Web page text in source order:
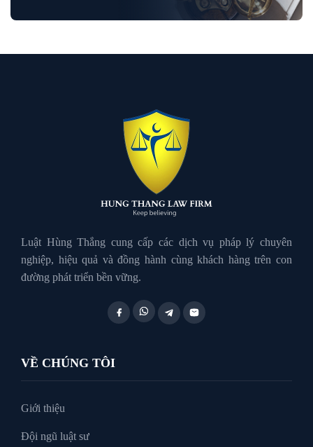
Luật Giao Thông
Luật Hành Chính
Luật Hôn Nhân Gia Đình
Luật Hùng Thắng cung cấp các dịch vụ pháp lý chuyên
nghiệp, hiệu quả và đồng hành cùng khách hàng trên con
đường phát triển bền vững.
VỀ CHÚNG TÔI
Giới thiệu
Đội ngũ luật sư